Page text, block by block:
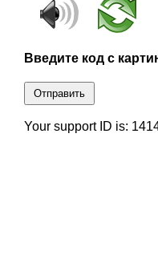
Введите код с
Отправить
Your support ID is: